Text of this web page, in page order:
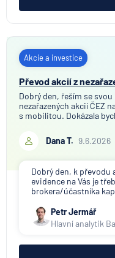
Akcie a investice
Převod akcií z
Dobrý den, řeším se
nezařazených akcií ČEZ
s mobilitou. Dokázala
Dana T. 9.6.2026
Dobrý den, k převodu
evidence na Vás je
brokera/účastníka
Petr Jermář
Hlavní analytik